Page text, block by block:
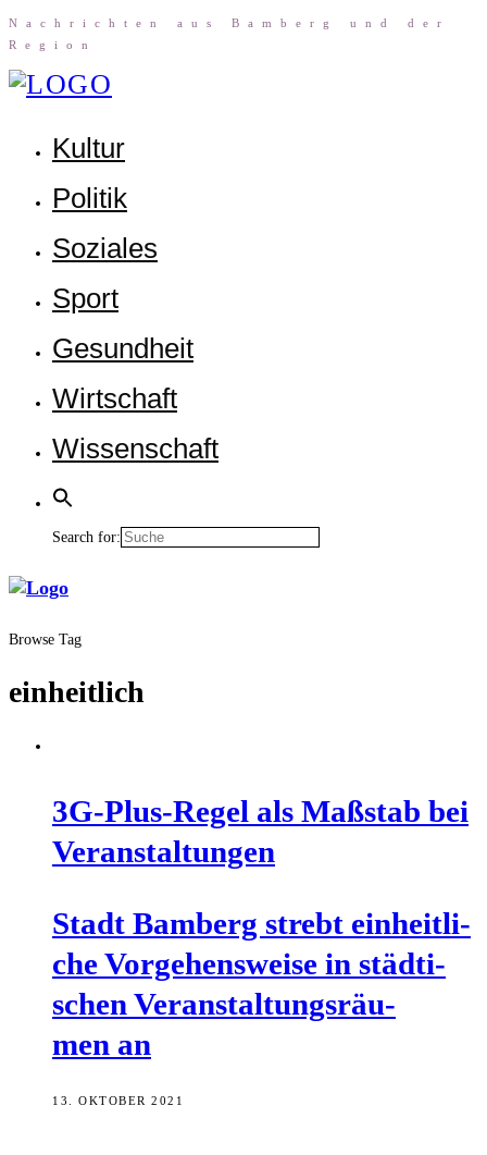
Nach­rich­ten aus Bam­berg und der
Region
Kul­tur
Poli­tik
Sozia­les
Sport
Gesund­heit
Wirt­schaft
Wis­sen­schaft
Search for:
Browse Tag
einheitlich
3G-Plus-Regel als Maß­stab bei
Veranstaltungen
Stadt Bam­berg strebt ein­heit­li­
che Vor­ge­hens­wei­se in städ­ti­
schen Ver­an­stal­tungs­räu­
men an
13. OKTOBER 2021